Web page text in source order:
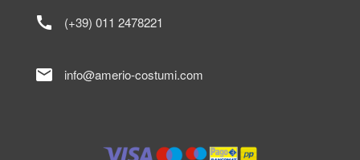
call (+39) 011 2478221
mail info@amerio-costumi.com